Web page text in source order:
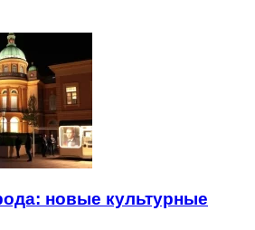
новые культурные